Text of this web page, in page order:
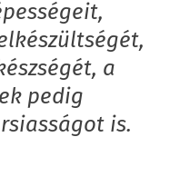
a
pedig
is.